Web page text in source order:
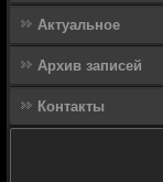
Актуальное
Архив записей
Контакты